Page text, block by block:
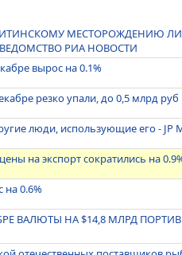
МЕСТОРОЖДЕНИЮ
РИА НОВОСТИ
вырос на 0.1%
резко упали, до 0,5 млрд руб
люди, использующие его - JP
на экспорт сократились на
0.6%
ВАЛЮТЫ НА $14,8 МЛРД ПОРТИВ